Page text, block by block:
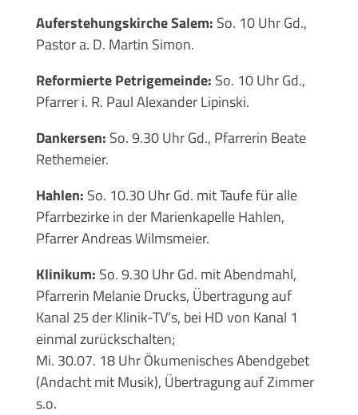
Auferstehungskirche Salem: So. 10 Uhr Gd.,
Pastor a. D. Martin Simon.
Reformierte Petrigemeinde: So. 10 Uhr Gd.,
Pfarrer i. R. Paul Alexander Lipinski.
Dankersen: So. 9.30 Uhr Gd., Pfarrerin Beate
Rethemeier.
Hahlen: So. 10.30 Uhr Gd. mit Taufe für alle
Pfarrbezirke in der Marienkapelle Hahlen,
Pfarrer Andreas Wilmsmeier.
Klinikum: So. 9.30 Uhr Gd. mit Abendmahl,
Pfarrerin Melanie Drucks, Übertragung auf
Kanal 25 der Klinik-TV’s, bei HD von Kanal 1
einmal zurückschalten;
Mi. 30.07. 18 Uhr Ökumenisches Abendgebet
(Andacht mit Musik), Übertragung auf Zimmer
s.o.